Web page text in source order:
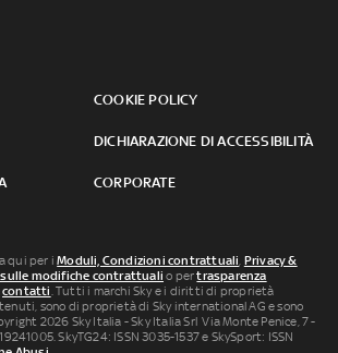
COOKIE POLICY
DICHIARAZIONE DI ACCESSIBILITÀ
CORPORATE
qui per iModuli, Condizioni contrattuali, Privacy &
modifiche contrattuali o pertrasparenza
contatti. Tutti i marchi Sky e i diritti di proprietà
sono di proprietà di Sky international AG e sono
2026 Sky Italia - Sky Italia Srl Via Monte Penice, 7 -
SkyTG24: ISSN 3035-1537 e SkySport: ISSN